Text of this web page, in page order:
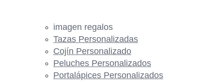
imagen regalos
Tazas Personalizadas
Cojín Personalizado
Peluches Personalizados
Portalápices Personalizados